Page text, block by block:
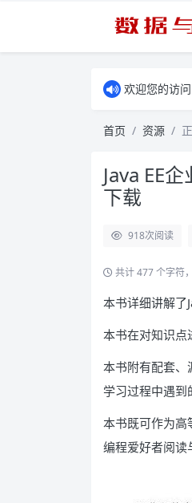
欢迎您的访
首页 资源
Java EE
下载
918次阅读
共计 477 个字符
本书详细讲解了
本书在对知识点
本书附有配套、
学习过程中遇到
本书既可作为高
编程爱好者阅读